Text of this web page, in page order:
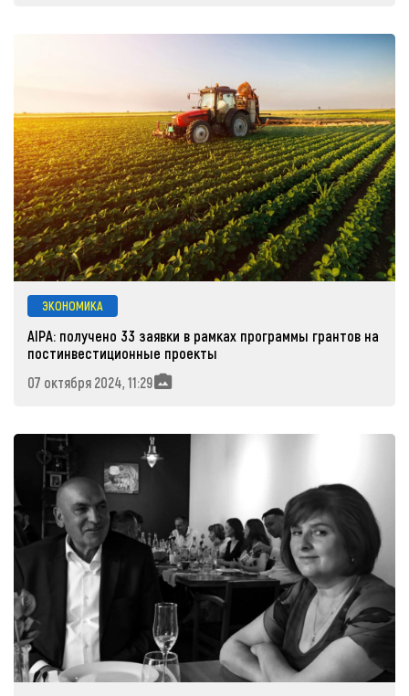
ЭКОНОМИКА
AIPA: получено 33 заявки в рамках программы грантов на
постинвестиционные проекты
07 октября 2024, 11:29